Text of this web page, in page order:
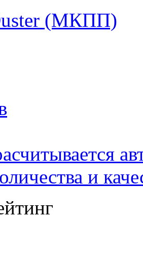
(МКПП)
и